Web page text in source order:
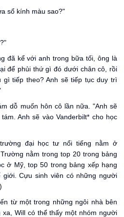
sổ kính màu sao?"
đã kể với anh trong bữa tối, ông là
để phủi thứ gì đó dưới chân cô, rồi
gì tiếp theo? Anh sẽ tiếp tục duy trì
dỗ muốn hôn cô lần nữa. "Anh sẽ
Anh sẽ vào Vanderbilt* cho học
trường đại học tư nổi tiếng nằm ở
nằm trong top 20 trong bảng
ở Mỹ, top 50 trong bảng xếp hạng
Cựu sinh viên có những người
từ một trong những ngôi nhà bên
Will có thể thấy một nhóm người